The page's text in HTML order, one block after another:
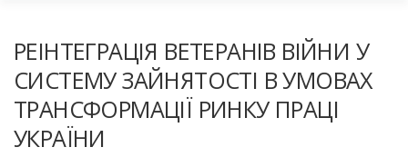
РЕІНТЕГРАЦІЯ ВЕТЕРАНІВ ВІЙНИ У
СИСТЕМУ ЗАЙНЯТОСТІ В УМОВАХ
ТРАНСФОРМАЦІЇ РИНКУ ПРАЦІ
УКРАЇНИ